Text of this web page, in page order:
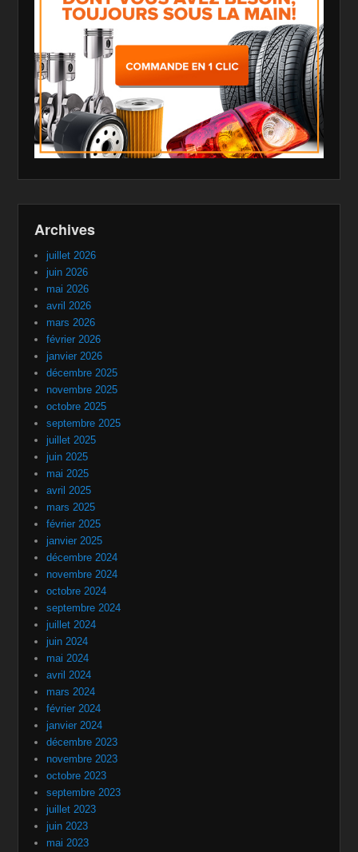
Archives
juillet 2026
juin 2026
mai 2026
avril 2026
mars 2026
février 2026
janvier 2026
décembre 2025
novembre 2025
octobre 2025
septembre 2025
juillet 2025
juin 2025
mai 2025
avril 2025
mars 2025
février 2025
janvier 2025
décembre 2024
novembre 2024
octobre 2024
septembre 2024
juillet 2024
juin 2024
mai 2024
avril 2024
mars 2024
février 2024
janvier 2024
décembre 2023
novembre 2023
octobre 2023
septembre 2023
juillet 2023
juin 2023
mai 2023